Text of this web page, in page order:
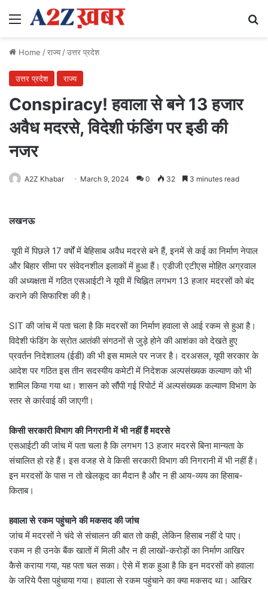
Menu
Home /राज्य/उत्तर प्रदेश
उत्तर प्रदेश राज्य
Conspiracy! हवाला से बने 13 हजार
अवैध मदरसे, विदेशी फंडिंग पर इडी की
नजर
A2Z Khabar March 9, 2024 0 32 3 minutes read
लखनऊ
यूपी में पिछले 17 वर्षों में बेहिसाब अवैध मदरसे बने हैं, इनमें से कई का निर्माण नेपाल
और बिहार सीमा पर संवेदनशील इलाकों में हुआ हैं। एडीजी एटीएस मोहित अग्रवाल
की अध्यक्षता में गठित एसआईटी ने यूपी में चिह्नित लगभग 13 हजार मदरसों को बंद
कराने की सिफारिश की है।
SIT की जांच में पता चला है कि मदरसों का निर्माण हवाला से आई रकम से हुआ है।
विदेशी फंडिंग के स्रोत आतंकी संगठनों से जुड़े होने की आशंका को देखते हुए
प्रवर्तन निदेशालय (ईडी) की भी इस मामले पर नजर है। दरअसल, यूपी सरकार के
आदेश पर गठित इस तीन सदस्यीय कमेटी में निदेशक अल्पसंख्यक कल्याण को भी
शामिल किया गया था। शासन को सौंपी गई रिपोर्ट में अल्पसंख्यक कल्याण विभाग के
स्तर से कार्रवाई की जाएगी।
किसी सरकारी विभाग की निगरानी में भी नहीं हैं मदरसे
एसआईटी की जांच में पता चला है कि लगभग 13 हजार मदरसे बिना मान्यता के
संचालित हो रहे हैं। इस वजह से वे किसी सरकारी विभाग की निगरानी में भी नहीं हैं।
इन मरदसों के पास न तो खेलकूद का मैदान है और न ही आय-व्यय का हिसाब-
किताब।
हवाला से रकम पहुंचाने की मकसद की जांच
जांच में मदरसों ने चंदे से संचालन की बात तो कही, लेकिन हिसाब नहीं दे पाए।
रकम न ही उनके बैंक खातों में मिली और न ही लाखों-करोड़ों का निर्माण आखिर
कैसे कराया गया, यह पता चल सका। ऐसे में शक हुआ है कि इन मदरसों को हवाला
के जरिये पैसा पहुंचाया गया। हवाला से रकम पहुंचाने का क्या मकसद था। आखिर